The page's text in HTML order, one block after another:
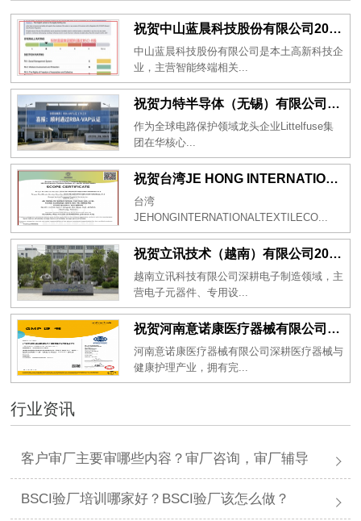
祝贺中山蓝晨科技股份有限公司2026年一次性成功通过BSCI验厂-B级
中山蓝晨科技股份有限公司是本土高新科技企
业，主营智能终端相关...
祝贺力特半导体（无锡）有限公司2026年一次性成功通过RBA-VAP认证审核并取得170.2分
作为全球电路保护领域龙头企业Littelfuse集
团在华核心...
祝贺台湾JE HONG INTERNATIONAL TEXTILE CO., LTD 2026年一次性成功通过GRS认证
台湾
JEHONGINTERNATIONALTEXTILECO...
祝贺立讯技术（越南）有限公司2026年一次性成功通过RBA-VAP审核获得金牌评级！
越南立讯科技有限公司深耕电子制造领域，主
营电子元器件、专用设...
祝贺河南意诺康医疗器械有限公司2026年一次性成功通过GMP认证
河南意诺康医疗器械有限公司深耕医疗器械与
健康护理产业，拥有完...
行业资讯
客户审厂主要审哪些内容？审厂咨询，审厂辅导
BSCI验厂培训哪家好？BSCI验厂该怎么做？